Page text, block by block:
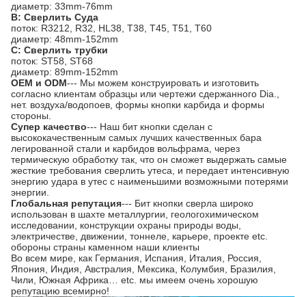
диаметр: 33mm-76mm
B: Сверлить Суда
поток: R3212, R32, HL38, T38, T45, T51, T60
диаметр: 48mm-152mm
C: Сверлить трубки
поток: ST58, ST68
диаметр: 89mm-152mm
OEM и ODM--- Мы можем конструировать и изготовить
согласно клиентам образцы или чертежи сдержанного Dia.,
нет. воздуха/водопоев, формы кнопки карбида и формы
стороны.
Супер качество--- Наш бит кнопки сделан с
высококачественным самых лучших качественных бара
легированной стали и карбидов вольфрама, через
термическую обработку так, что он сможет выдержать самые
жесткие требования сверлить утеса, и передает интенсивную
энергию удара в утес с наименьшими возможными потерями
энергии.
Глобальная репутация--- Бит кнопки сверла широко
использован в шахте металлургии, геологохимическом
исследовании, конструкции охраны природы воды,
электричестве, движении, тоннеле, карьере, проекте etc.
обороны страны каменном наши клиенты
Во всем мире, как Германия, Испания, Италия, Россия,
Япония, Индия, Австралия, Мексика, Колумбия, Бразилия,
Чили, Южная Африка… etc. мы имеем очень хорошую
репутацию всемирно!